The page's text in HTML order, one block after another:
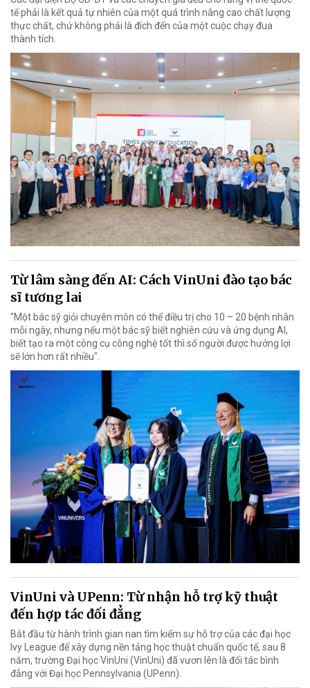
tế phải là kết quả tự nhiên của một quá trình nâng cao chất lượng
thực chất, chứ không phải là đích đến của một cuộc chạy đua
thành tích.
Từ lâm sàng đến AI: Cách VinUni đào tạo bác
sĩ tương lai
"Một bác sỹ giỏi chuyên môn có thể điều trị cho 10 – 20 bệnh nhân
mỗi ngày, nhưng nếu một bác sỹ biết nghiên cứu và ứng dụng AI,
biết tạo ra một công cụ công nghệ tốt thì số người được hưởng lợi
sẽ lớn hơn rất nhiều".
VinUni và UPenn: Từ nhận hỗ trợ kỹ thuật
đến hợp tác đối đẳng
Bắt đầu từ hành trình gian nan tìm kiếm sự hỗ trợ của các đại học
Ivy League để xây dựng nền tảng học thuật chuẩn quốc tế, sau 8
năm, trường Đại học VinUni (VinUni) đã vươn lên là đối tác bình
đẳng với Đại học Pennsylvania (UPenn).